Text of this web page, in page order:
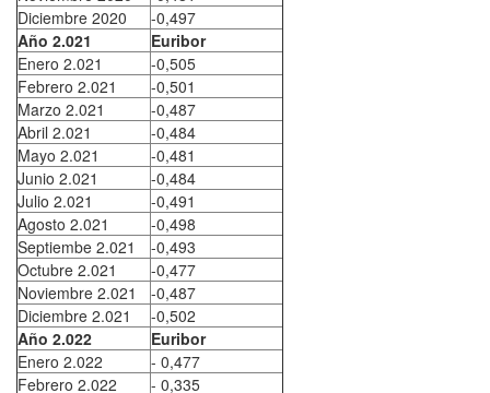
Diciembre 2020
-0,497
Año 2.021
Euribor
Enero 2.021
-0,505
Febrero 2.021
-0,501
Marzo 2.021
-0,487
Abril 2.021
-0,484
Mayo 2.021
-0,481
Junio 2.021
-0,484
Julio 2.021
-0,491
Agosto 2.021
-0,498
Septiembe 2.021
-0,493
Octubre 2.021
-0,477
Noviembre 2.021
-0,487
Diciembre 2.021
-0,502
Año 2.022
Euribor
Enero 2.022
- 0,477
Febrero 2.022
- 0,335